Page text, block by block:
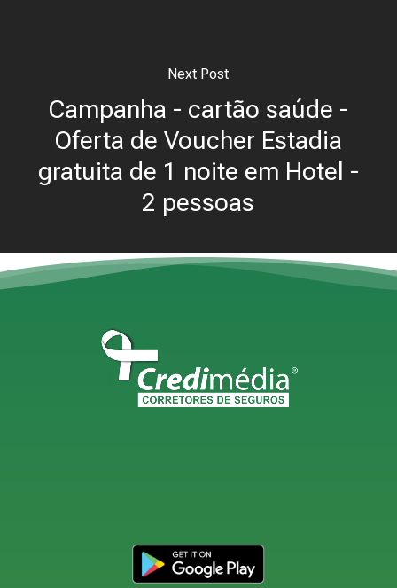
Next Post
Campanha - cartão saúde -
Oferta de Voucher Estadia
gratuita de 1 noite em Hotel -
2 pessoas